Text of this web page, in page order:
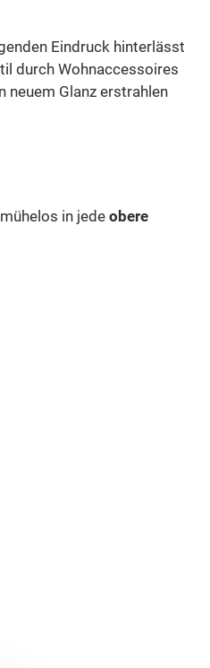
Eindruck hinterlässt
durch Wohnaccessoires
Glanz erstrahlen
in jede obere